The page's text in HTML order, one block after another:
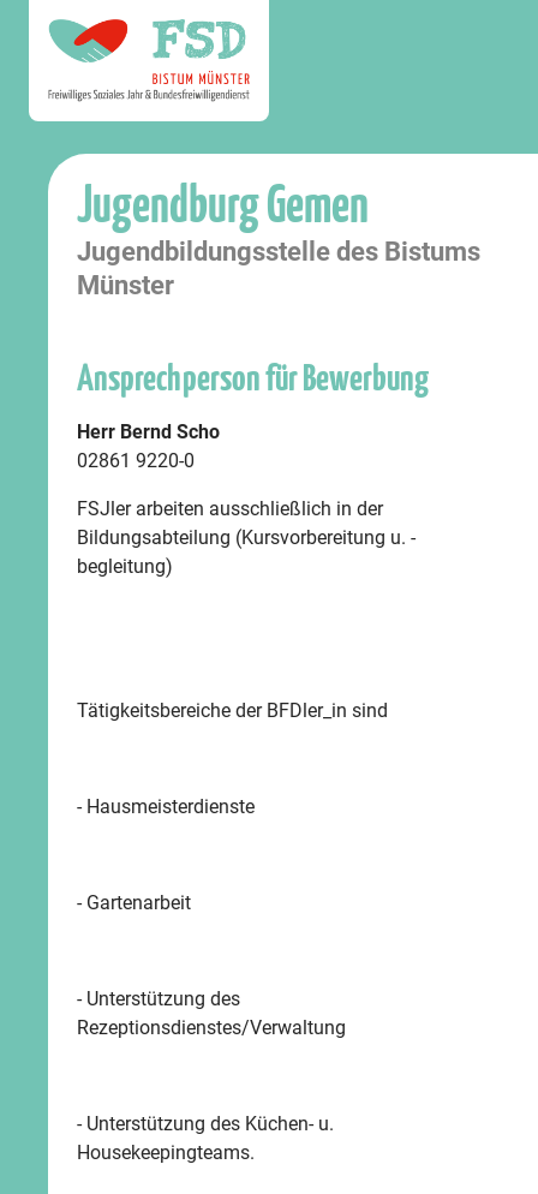
Jugendburg Gemen
Jugendbildungsstelle des Bistums
Münster
Ansprechperson für Bewerbung
Herr Bernd Scho
02861 9220-0
FSJler arbeiten ausschließlich in der
Bildungsabteilung (Kursvorbereitung u. -
begleitung)
Tätigkeitsbereiche der BFDler_in sind
- Hausmeisterdienste
- Gartenarbeit
- Unterstützung des
Rezeptionsdienstes/Verwaltung
- Unterstützung des Küchen- u.
Housekeepingteams.